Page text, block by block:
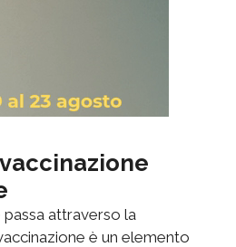
attraverso la
è un elemento